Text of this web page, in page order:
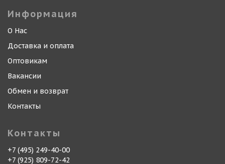
Информация
О Нас
Доставка и оплата
Оптовикам
Вакансии
Обмен и возврат
Контакты
Контакты
+7 (495) 249-40-00
+7 (925) 809-72-42